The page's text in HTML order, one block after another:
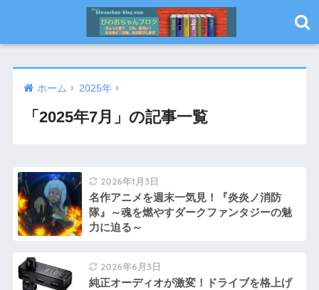
ホーム 2025年
「2025年7月」の記事一覧
2026年1月3日
名作アニメを週末一気見！『炎炎ノ消防
隊』～魂を燃やすダークファンタジーの魅
力に迫る～
2026年6月3日
純正オーディオが激変！ドライブを格上げ